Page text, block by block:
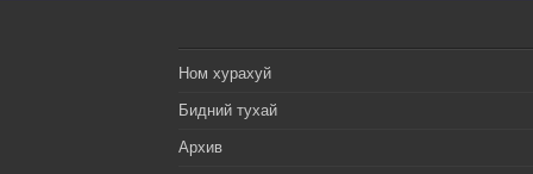
Ном хурахуй
Бидний тухай
Архив